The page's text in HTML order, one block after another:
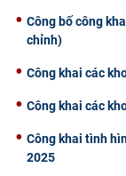
Công bố công
chỉnh)
Công khai các
Công khai các
Công khai tình
2025